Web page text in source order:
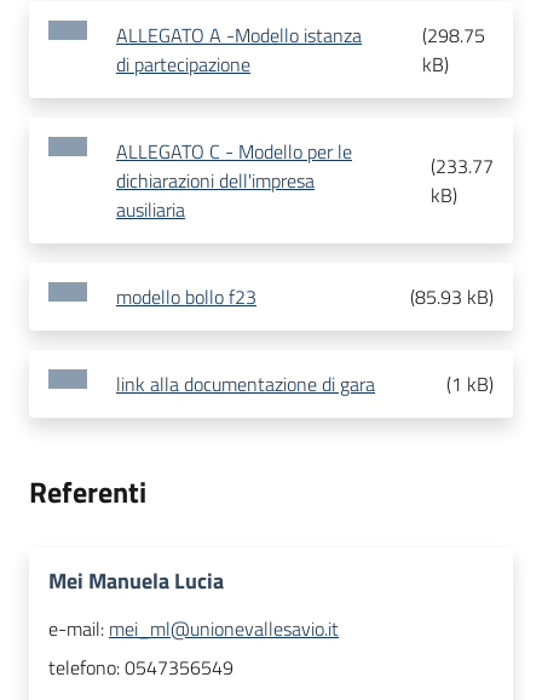
ALLEGATO A -Modello istanza
di partecipazione
(298.75
kB)
ALLEGATO C - Modello per le
dichiarazioni dell'impresa
ausiliaria
(233.77
kB)
modello bollo f23 (85.93 kB)
link alla documentazione di gara (1 kB)
Referenti
Mei Manuela Lucia
e-mail: mei_ml@unionevallesavio.it
telefono:0547356549